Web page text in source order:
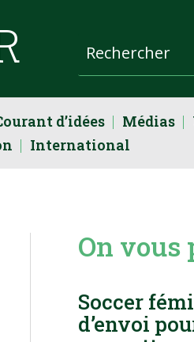
d’idées Médias
International
On vous
Soccer
d’envoi